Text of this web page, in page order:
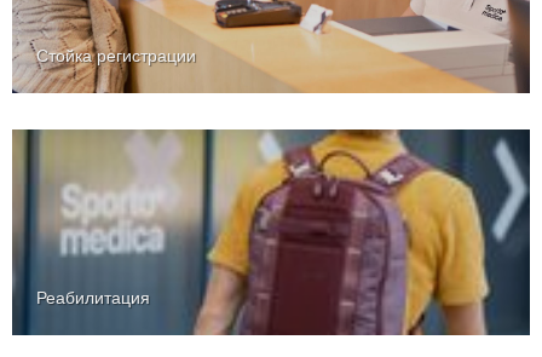
Стойка регистрации
Реабилитация